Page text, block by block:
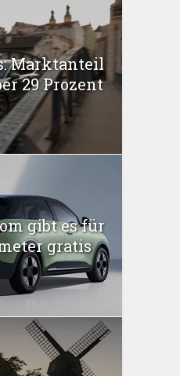
Marktanteil
29 Prozent
gibt es für
gratis